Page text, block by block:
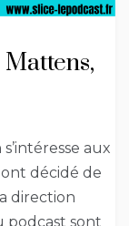
aux
décidé de
direction
podcast sont